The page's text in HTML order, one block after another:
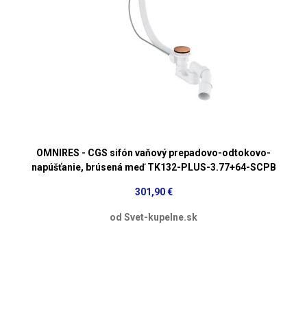
OMNIRES - CGS sifón vaňový prepadovo-odtokovo-
napúšťanie, brúsená meď TK132-PLUS-3.77+64-SCPB
301,90 €
od Svet-kupelne.sk